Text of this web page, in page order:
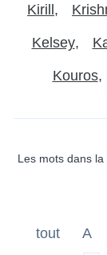
Kirill
Kelsey
Kouros
Les mots dans la
tout A